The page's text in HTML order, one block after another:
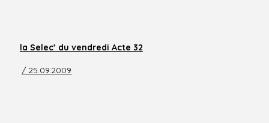
la Selec’ du vendredi Acte 32
/ 25.09.2009